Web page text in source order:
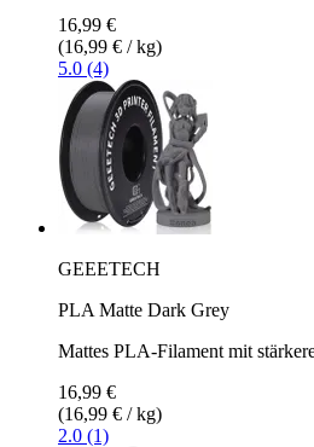
16,99 €
(16,99 € / kg)
5.0 (4)
GEEETECH
PLA Matte Dark Grey
Mattes PLA-Filament mit
16,99 €
(16,99 € / kg)
2.0 (1)